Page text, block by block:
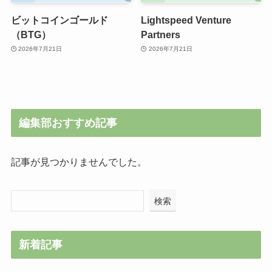
ビットコインゴールド
（BTG）
2026年7月21日
Lightspeed Venture
Partners
2026年7月21日
編集部おすすめ記事
記事が見つかりませんでした。
検索
新着記事